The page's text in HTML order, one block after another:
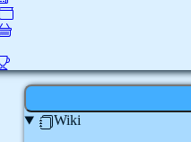
Wiki